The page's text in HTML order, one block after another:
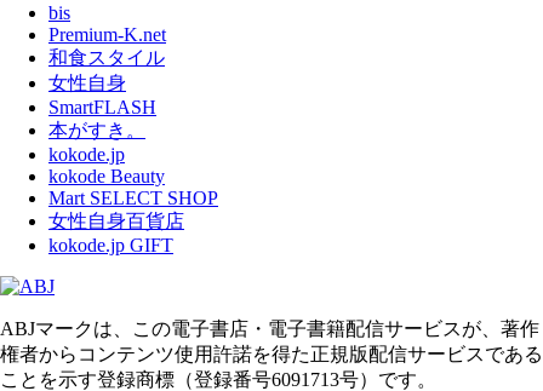
bis
Premium-K.net
和食スタイル
女性自身
SmartFLASH
本がすき。
kokode.jp
kokode Beauty
Mart SELECT SHOP
女性自身百貨店
kokode.jp GIFT
ABJマークは、この電子書店・電子書籍配信サービスが、著作
権者からコンテンツ使用許諾を得た正規版配信サービスである
ことを示す登録商標（登録番号6091713号）です。